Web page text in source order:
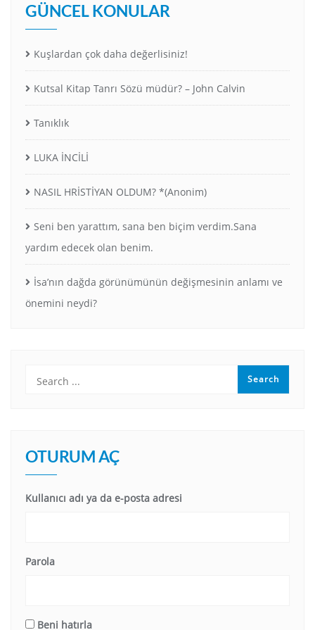
GÜNCEL KONULAR
Kuşlardan çok daha değerlisiniz!
Kutsal Kitap Tanrı Sözü müdür? – John Calvin
Tanıklık
LUKA İNCİLİ
NASIL HRİSTİYAN OLDUM? *(Anonim)
Seni ben yarattım, sana ben biçim verdim.Sana
yardım edecek olan benim.
İsa’nın dağda görünümünün değişmesinin anlamı ve
önemini neydi?
OTURUM AÇ
Kullanıcı adı ya da e-posta adresi
Parola
Beni hatırla